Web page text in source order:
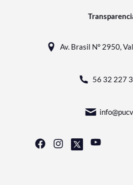
Av. Brasil N° 2950,
56 32 227